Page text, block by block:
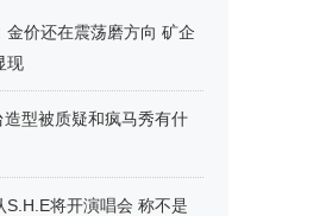
金价还在震荡磨方向 矿企
现
造型被质疑和疯马秀有什
S.H.E将开演唱会 称不是